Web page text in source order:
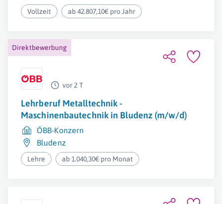
Vollzeit ab 42.807,10€ pro Jahr
Direktbewerbung
vor 2 T
Lehrberuf Metalltechnik -
Maschinenbautechnik in Bludenz (m/w/d)
ÖBB-Konzern
Bludenz
Lehre ab 1.040,30€ pro Monat